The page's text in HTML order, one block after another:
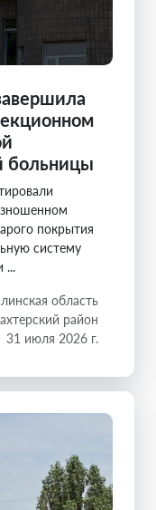
больницы
покрытия
систему
...
область
район
31 июля 2026 г.